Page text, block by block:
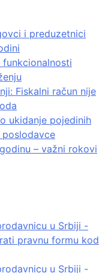
i preduzetnici
funkcionalnosti
Fiskalni račun nije
ukidanje pojedinih
– važni rokovi
u Srbiji -
pravnu formu kod
u Srbiji -